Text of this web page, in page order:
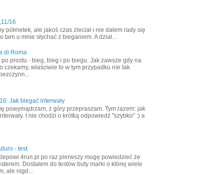
16
półmetek, ale jakoś czas zleciał i nie dałem rady się
u mnie słychać z bieganiem. A dział...
di Roma
po prostu - bieg, bieg i po biegu. Jak zawsze gdy na
czekamy, właściwie to w tym przypadku nie tak
Jak biegać interwały
powymądrzam, z góry przepraszam. Tym razem: jak
I nie chodzi o krótką odpowiedź "szybko" :) a
- test
4run.pl po raz pierwszy mogę powiedzieć że
Dostałem do testów buty marki o której wiele
ale nigd...